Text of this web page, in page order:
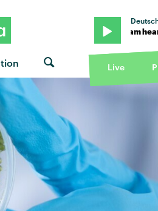
· "Jet stream heart" von
Live